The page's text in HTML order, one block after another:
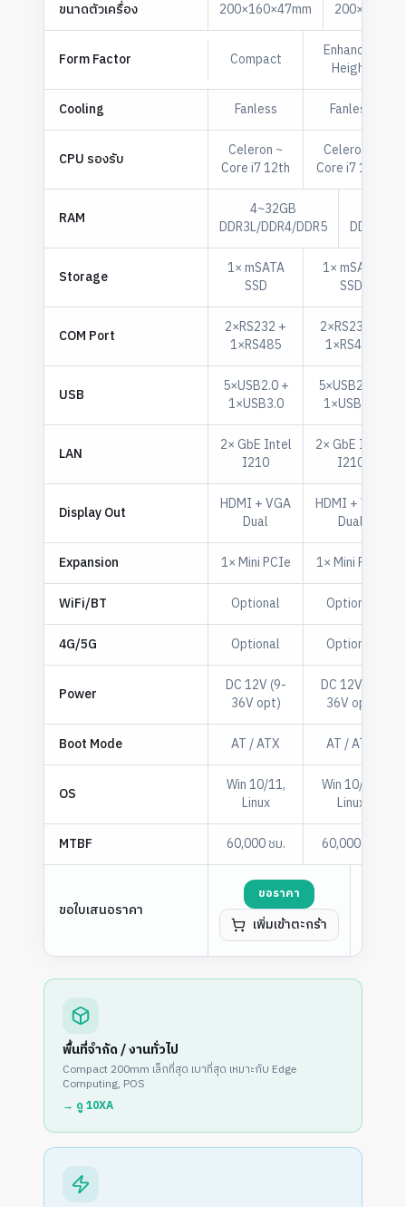
ขนาดตัวเครื่อง 200×160×47mm
Form Factor Compact
Enhanced
Height
Cooling
Fanless Fanless
CPU รองรับ
Celeron ~
Core i7 12th
Celeron ~
Core i7 12th
RAM
4~32GB
DDR3L/DDR4/DDR5
DDR3L/
Storage
1× mSATA
SSD
1× mSATA
SSD
COM Port
2×RS232 +
1×RS485
2×RS232 +
1×RS485
USB
5×USB2.0 +
1×USB3.0
5×USB2.0 +
1×USB3.0
LAN
2× GbE Intel
I210
2× GbE Intel
I210
Display Out
HDMI + VGA
Dual
HDMI + VGA
Dual
Expansion
1× Mini PCIe
1× Mini PCIe
WiFi/BT
Optional
Optional
4G/5G
Optional Optional
Power
DC 12V (9-
36V opt)
DC 12V (9-
36V opt)
Boot Mode
AT / ATX AT / ATX
OS
Win 10/11,
Linux
Win 10/11,
Linux
MTBF
60,000 ชม. 60,000 ชม.
ขอใบเสนอราคา
ขอราคา
เพิ่มเข้าตะกร้า
พื้นที่จำกัด / งานทั่วไป
Compact 200mm เล็กที่สุด เบาที่สุด เหมาะกับ Edge
Computing, POS
→ ดู 10XA